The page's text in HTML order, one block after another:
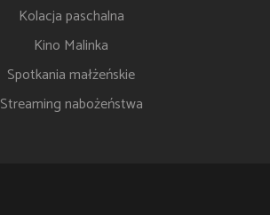
Kolacja paschalna
Kino Malinka
Spotkania małżeńskie
Streaming nabożeństwa